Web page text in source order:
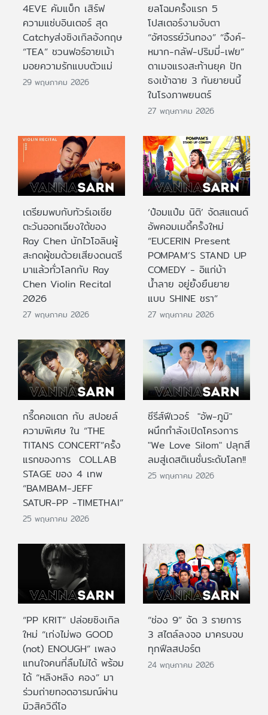
4EVE คัมแบ็ก เสิร์ฟ
ความแซ่บอินเตอร์ สุด
Catchyส่งซิงเกิลอังกฤษ
“TEA” ชวนฟอร์อายเม้า
มอยความรักแบบตัวแม่
29 พฤษภาคม 2026
ยลโฉมครั้งแรก 5
โปสเตอร์งามจับตา
“อัศจรรย์วันทอง” “อิ้งค์-
หมาก-กลัฟ-ปริมมี่-เฟย”
ดาเมจแรงสะท้านยุค ปัก
ธงเข้าฉาย 3 กันยายนนี้
ในโรงภาพยนตร์
27 พฤษภาคม 2026
เตรียมพบกับทัวร์เอเชีย
ตะวันออกเฉียงใต้ของ
Ray Chen นักไวโอลินผู้
สะกดผู้ชมด้วยเสียงดนตรี
มาแล้วทั่วโลกกับ Ray
Chen Violin Recital
2026
27 พฤษภาคม 2026
‘ป๋อมแป๋ม นิติ’ จัดสแตนด์
อัพคอมเมดี้ครั้งใหม่
“EUCERIN Present
POMPAM’S STAND UP
COMEDY - อิแก่บ้า
น้ำลาย อยู่ยั้งยืนยาย
แบบ SHINE ชรา”
27 พฤษภาคม 2026
กรี๊ดคอแตก กับ สปอยล์
ความพิเศษ ใน “THE
TITANS CONCERT”ครั้ง
แรกของการ COLLAB
STAGE ของ 4 เทพ
“BAMBAM-JEFF
SATUR-PP -TIMETHAI”
25 พฤษภาคม 2026
ซีรีส์ฟีเวอร์ "อัพ-ภูมิ"
ผนึกกำลังเปิดโครงการ
"We Love Silom" ปลุกสี
ลมสู่เดสติเนชั่นระดับโลก!!
25 พฤษภาคม 2026
“PP KRIT” ปล่อยซิงเกิล
ใหม่ “เก่งไม่พอ GOOD
(not) ENOUGH” เพลง
แทนใจคนที่ลืมไม่ได้ พร้อม
ได้ “หลิงหลิง คอง” มา
ร่วมถ่ายทอดอารมณ์ผ่าน
มิวสิควิดีโอ
“ช่อง 9” จัด 3 รายการ
3 สไตล์ลงจอ มาครบจบ
ทุกฟีลสปอร์ต
24 พฤษภาคม 2026